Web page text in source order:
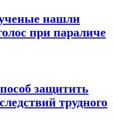
нашли
при параличе
защитить
трудного